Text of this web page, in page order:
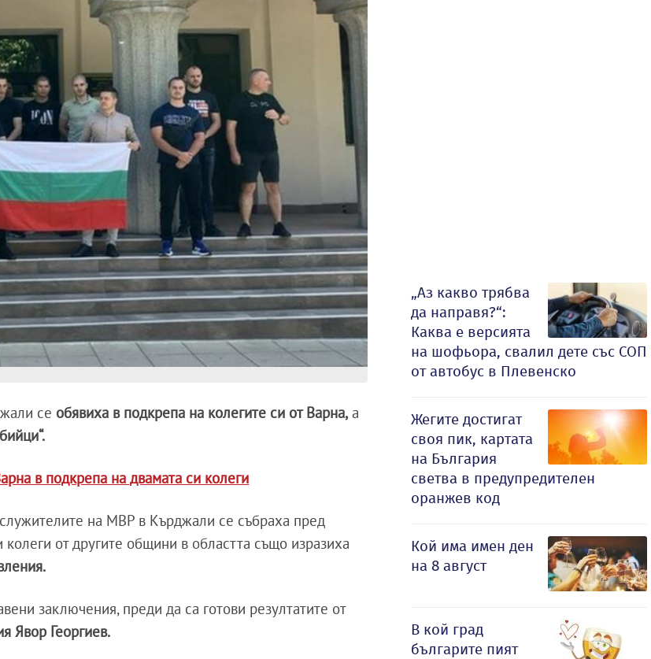
се обявиха в подкрепа на колегите си от Варна, а
в подкрепа на двамата си колеги
на МВР в Кърджали се събраха пред
от другите общини в областта също изразиха
заключения, преди да са готови резултатите от
Явор Георгиев.
„Аз какво трябва
да направя?“:
Каква е версията
на шофьора, свалил дете със СОП
от автобус в Плевенско
Жегите достигат
своя пик, картата
на България
светва в предупредителен
оранжев код
Кой има имен ден
на 8 август
В кой град
българите пият